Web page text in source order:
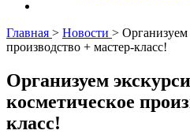
Главная > Новости > Организуем
производство + мастер-класс!
Организуем
косметическое
класс!